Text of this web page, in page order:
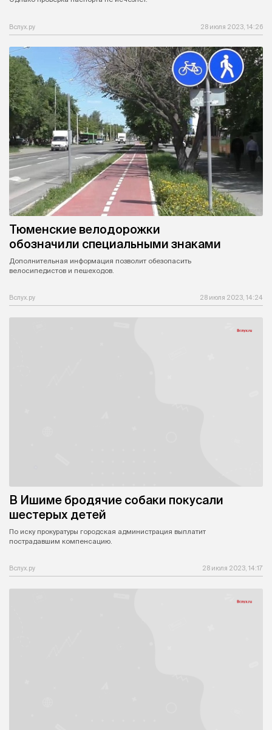
Вслух.ру 28 июля 2023, 14:26
Тюменские велодорожки
обозначили специальными знаками
Дополнительная информация позволит обезопасить
велосипедистов и пешеходов.
Вслух.ру 28 июля 2023, 14:24
В Ишиме бродячие собаки покусали
шестерых детей
По иску прокуратуры городская администрация выплатит
пострадавшим компенсацию.
Вслух.ру 28 июля 2023, 14:17